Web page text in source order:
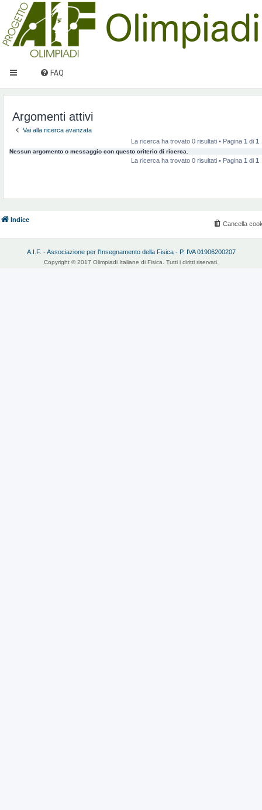
FAQ
Argomenti attivi
Vai alla ricerca avanzata
La ricerca ha trovato 0 risultati • Pagina 1 di 1
Nessun argomento o messaggio con questo criterio di ricerca.
La ricerca ha trovato 0 risultati • Pagina 1 di 1
Indice
Cancella
A.I.F. - Associazione per l'Insegnamento della Fisica - P. IVA 01906200207
Copyright © 2017 Olimpiadi Italiane di Fisica. Tutti i diritti riservati.